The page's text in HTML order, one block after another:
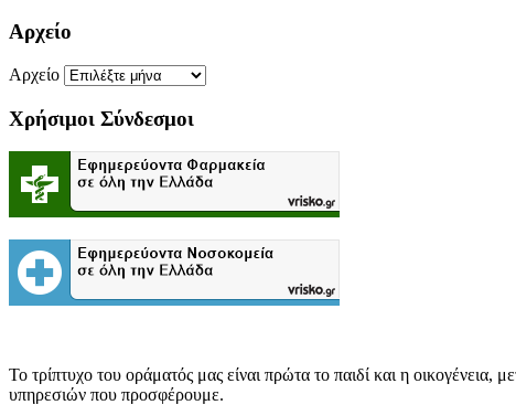
Αρχείο
Αρχείο
Χρήσιμοι Σύνδεσμοι
Το τρίπτυχο του οράματός μας είναι πρώτα το παιδί και η
υπηρεσιών που προσφέρουμε.